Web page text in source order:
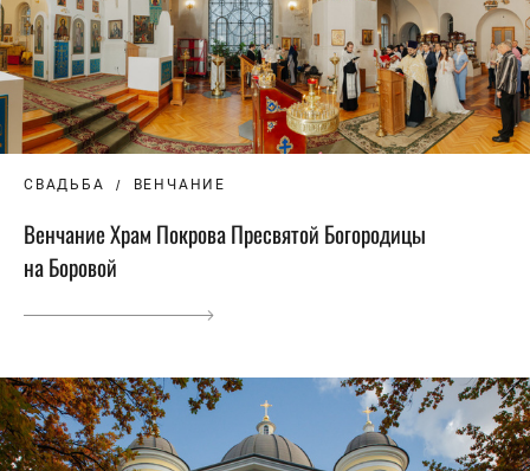
СВАДЬБА ВЕНЧАНИЕ
Венчание Храм Покрова Пресвятой Богородицы
на Боровой